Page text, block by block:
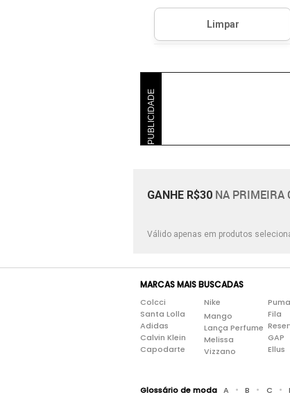
PUBLICIDADE
GANHE R$30 NA PRIMEIRA
Válido apenas em produtos
MARCAS MAIS BUSCADAS
Colcci
Santa Lolla
Adidas
Calvin Klein
Capodarte
Nike
Mango
Lança Perfume
Melissa
Vizzano
Puma
Fila
GAP
Ellus
Glossário de moda A • B • C •